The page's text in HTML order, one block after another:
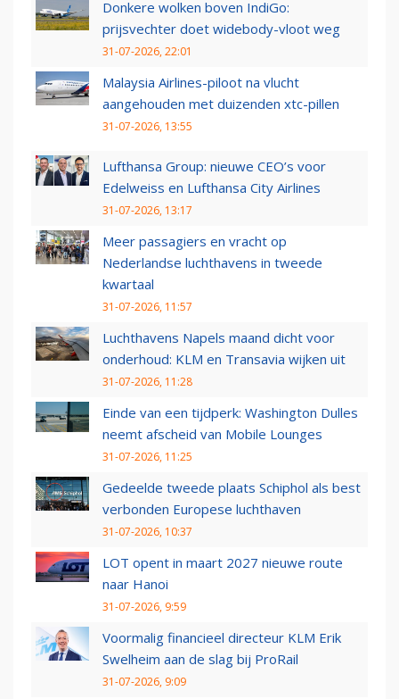
Donkere wolken boven IndiGo:
prijsvechter doet widebody-vloot weg
31-07-2026, 22:01
Malaysia Airlines-piloot na vlucht
aangehouden met duizenden xtc-pillen
31-07-2026, 13:55
Lufthansa Group: nieuwe CEO’s voor
Edelweiss en Lufthansa City Airlines
31-07-2026, 13:17
Meer passagiers en vracht op
Nederlandse luchthavens in tweede
kwartaal
31-07-2026, 11:57
Luchthavens Napels maand dicht voor
onderhoud: KLM en Transavia wijken uit
31-07-2026, 11:28
Einde van een tijdperk: Washington Dulles
neemt afscheid van Mobile Lounges
31-07-2026, 11:25
Gedeelde tweede plaats Schiphol als best
verbonden Europese luchthaven
31-07-2026, 10:37
LOT opent in maart 2027 nieuwe route
naar Hanoi
31-07-2026, 9:59
Voormalig financieel directeur KLM Erik
Swelheim aan de slag bij ProRail
31-07-2026, 9:09